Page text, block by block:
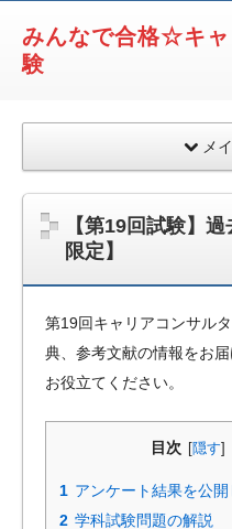
みんなで合格☆キ
験
メ
【第19回試験】
限定】
第19回キャリアコンサル
典、参考文献の情報をお
お役立てください。
目次 隠す
1 アンケート結果を公開
2 学科試験問題の解説